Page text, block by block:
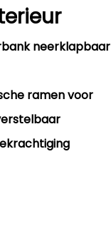
neerklapbaar
ramen voor